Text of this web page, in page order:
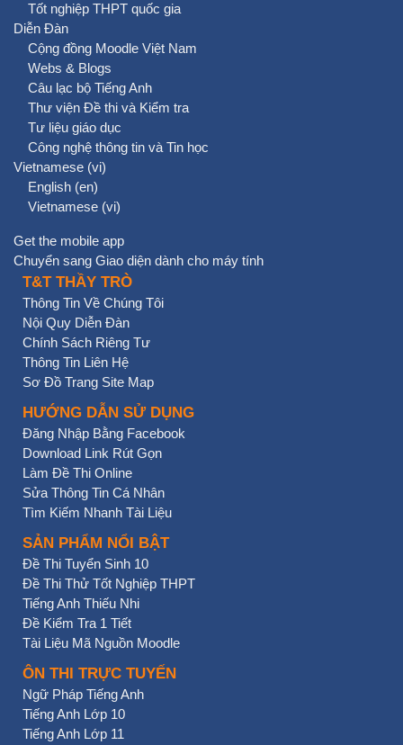
Tốt nghiệp THPT quốc gia
Diễn Đàn
Cộng đồng Moodle Việt Nam
Webs & Blogs
Câu lạc bộ Tiếng Anh
Thư viện Đề thi và Kiểm tra
Tư liệu giáo dục
Công nghệ thông tin và Tin học
Vietnamese ‎(vi)‎
English ‎(en)‎
Vietnamese ‎(vi)‎
Get the mobile app
Chuyển sang Giao diện dành cho máy tính
T&T THẦY TRÒ
Thông Tin Về Chúng Tôi
Nội Quy Diễn Đàn
Chính Sách Riêng Tư
Thông Tin Liên Hệ
Sơ Đồ Trang Site Map
HƯỚNG DẪN SỬ DỤNG
Đăng Nhập Bằng Facebook
Download Link Rút Gọn
Làm Đề Thi Online
Sửa Thông Tin Cá Nhân
Tìm Kiếm Nhanh Tài Liệu
SẢN PHẨM NỔI BẬT
Đề Thi Tuyển Sinh 10
Đề Thi Thử Tốt Nghiệp THPT
Tiếng Anh Thiếu Nhi
Đề Kiểm Tra 1 Tiết
Tài Liệu Mã Nguồn Moodle
ÔN THI TRỰC TUYẾN
Ngữ Pháp Tiếng Anh
Tiếng Anh Lớp 10
Tiếng Anh Lớp 11